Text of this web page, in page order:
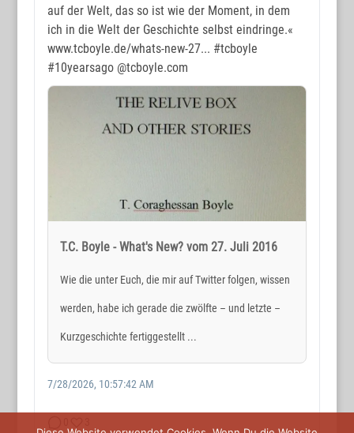
auf der Welt, das so ist wie der Moment, in dem
ich in die Welt der Geschichte selbst eindringe.«
www.tcboyle.de/whats-new-27... #tcboyle
#10yearsago@tcboyle.com
T.C. Boyle - What's New? vom 27. Juli 2016
Wie die unter Euch, die mir auf Twitter folgen, wissen
werden, habe ich gerade die zwölfte – und letzte –
Kurzgeschichte fertiggestellt ...
7/28/2026, 10:57:42 AM
Das Kreativ-Netzwerk
KONTAKT
www.wortmax.net
Holger Reichard
SOCIAL MEDIA